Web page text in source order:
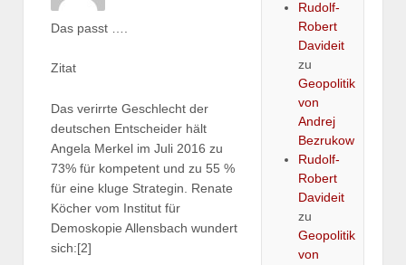
Das passt ….
Zitat
Das verirrte Geschlecht der
deutschen Entscheider hält
Angela Merkel im Juli 2016 zu
73% für kompetent und zu 55 %
für eine kluge Strategin. Renate
Köcher vom Institut für
Demoskopie Allensbach wundert
sich:[2]
Rudolf-
Robert
Davideit
zu
Geopolitik
von
Andrej
Bezrukow
Rudolf-
Robert
Davideit
zu
Geopolitik
von